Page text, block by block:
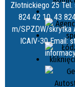
Złotnickiego 25
824 42 10, 43
m/SPZDW/skrytka
ICAIV-30 Email: